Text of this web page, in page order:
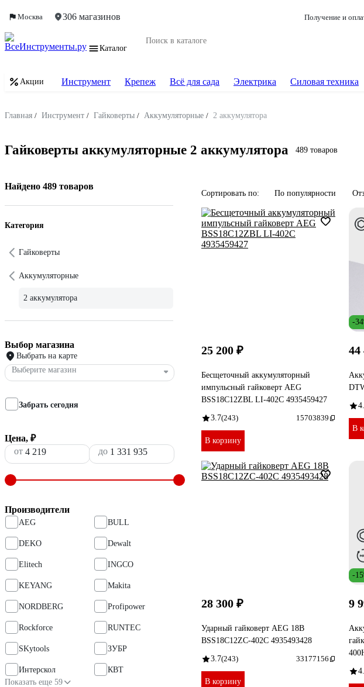
Москва 306 магазинов Получение и
Каталог
Акции Инструмент Крепеж Всё для сада Электрика Силовая техника
Главная / Инструмент / Гайковерты / Аккумуляторные / 2 аккумулятора
Гайковерты аккумуляторные 2 аккумулятора 489 товаров
Найдено 489 товаров
Категория
Гайковерты
Аккумуляторные
2 аккумулятора
Выбор магазина
Выбрать на карте
Выберите магазин
Забрать сегодня
Цена, ₽
от
до
Производители
AEG BULL
DEKO Dewalt
Elitech INGCO
KEYANG Makita
NORDBERG Profipower
Rockforce RUNTEC
SKytools ЗУБР
Интерскол
КВТ
Показать еще 59
Сортировать по: По популярности
25 200 ₽
Бесщеточный аккумуляторный
импульсный гайковерт AEG
BSS18C12ZBL LI-402C 4935459427
3.7(243) 15703839
В корзину
-
44
В
28 300 ₽
Ударный гайковерт AEG 18В
BSS18C12ZC-402C 4935493428
3.7(243) 33177156
В корзину
-
9